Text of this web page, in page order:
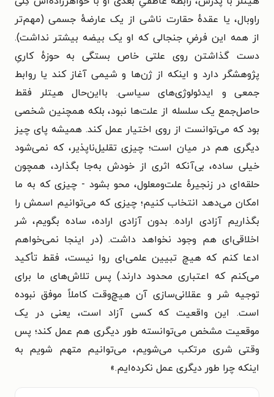
راوبال، یا عقدهٔ حقارت ناشی از یک عارضهٔ جسمی (مهم‌تر
از همه این فرضِ جنجالی که او یک بیضه بیشتر نداشت).
دست گذاشتن روی علتی خاص بستگی به حوزهٔ کاریِ
پژوهشگر دارد و اینکه از ژن‌ها و شیمی آغاز کند یا روابط
جمعی و ایدئولوژی‌های سیاسی. بااین‌حال هیتلر فقط
حاصل‌جمع یک سلسله از علت‌ها نبود، بلکه همچنین شخصی
بود که می‌توانست از روی اختیار عمل کند. همیشه پای چیز
دیگری هم در میان است؛ چیزی تقلیل‌ناپذیر، که نمی‌شود
خیلی ساده، بی‌آنکه اثری از خودش به‌جا بگذارد، همچون
حلقه‌ای در زنجیرهٔ علت‌ومعلول، محو بشود‌ - ‌چیزی که به ما
امکان می‌دهد انتخاب کنیم؛ چیزی که می‌توانیم اسمش را
بگذاریم آزادی اراده. بدون آزادی اراده، ساده بگویم، شر
اخلاقی‌ای هم وجود نخواهد داشت. (در اینجا نمی‌خواهم
ادعا کنم که هیچ تبیین علمی‌ای روا نیست، فقط تأکید
می‌کنم که اعتباری محدود دارند.) پس تلاش‌های ما برای
توجیه شر و عقلانی‌سازی آن هیچ‌وقت کاملاً موفق نبوده
است. این واقعیت که کسی آزاد است، یعنی در یک
موقعیت مشخص می‌توانسته طور دیگری هم عمل کند؛ پس
وقتی شری مرتکب می‌شویم، می‌توانیم متهم شویم به
اینکه چرا طور دیگری عمل نکرده‌ایم.»